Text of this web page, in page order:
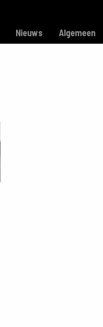
Nieuws Algemeen